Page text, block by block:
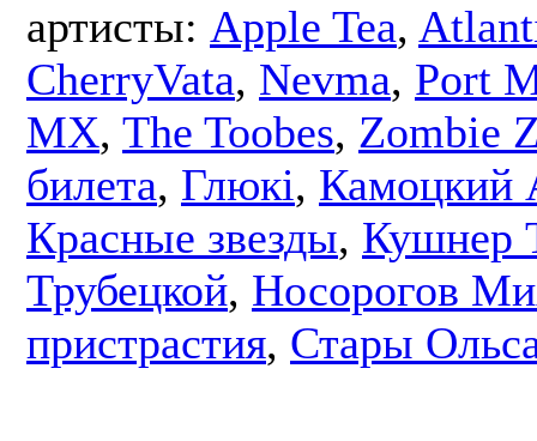
артисты: Apple Tea,
CherryVata, Nevma, Port
MX, The Toobes, Zombie
билета, Глюкі, Камоцкий
Красные звезды, Кушнер
Трубецкой, Носорогов
пристрастия, Стары